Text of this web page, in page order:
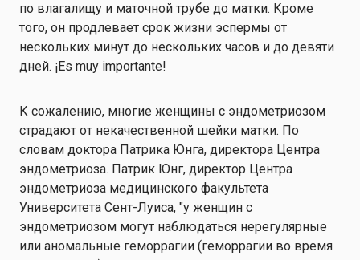
по влагалищу и маточной трубе до матки. Кроме
того, он продлевает срок жизни эспермы от
нескольких минут до нескольких часов и до девяти
дней. ¡Es muy importante!
К сожалению, многие женщины с эндометриозом
страдают от некачественной шейки матки. По
словам доктора Патрика Юнга, директора Центра
эндометриоза. Патрик Юнг, директор Центра
эндометриоза медицинского факультета
Университета Сент-Луиса, "у женщин с
эндометриозом могут наблюдаться нерегулярные
или аномальные геморрагии (геморрагии во время